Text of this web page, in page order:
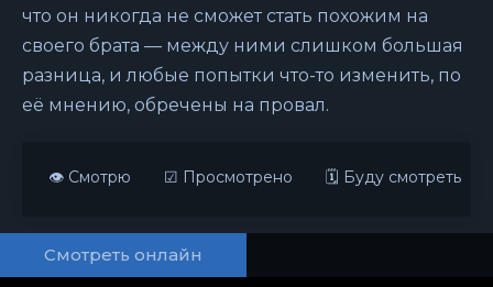
что он никогда не сможет стать похожим на
своего брата — между ними слишком большая
разница, и любые попытки что-то изменить, по
её мнению, обречены на провал.
👁 Смотрю ☑ Просмотрено 🗓 Буду смотреть
Смотреть онлайн